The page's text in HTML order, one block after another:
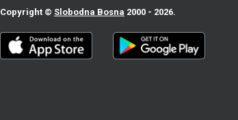
Copyright © Slobodna Bosna 2000 - 2026.